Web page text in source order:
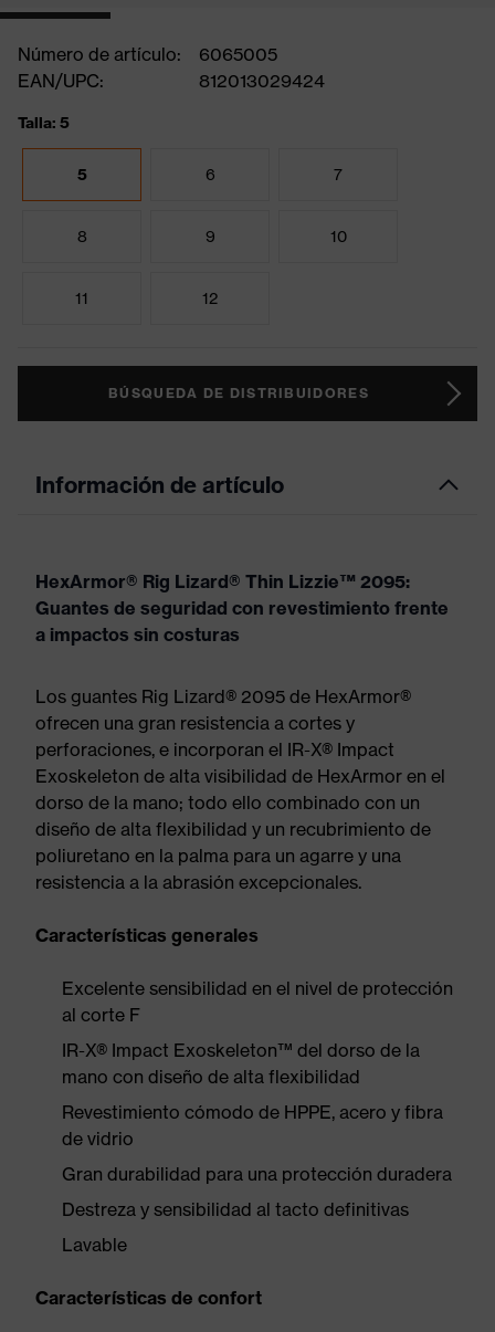
Número de artículo:
6065005
EAN/UPC:
812013029424
Talla: 5
5 6 7
8 9 10
11 12
BÚSQUEDA DE DISTRIBUIDORES
Información de artículo
HexArmor® Rig Lizard® Thin Lizzie™ 2095:
Guantes de seguridad con revestimiento frente
a impactos sin costuras
Los guantes Rig Lizard® 2095 de HexArmor®
ofrecen una gran resistencia a cortes y
perforaciones, e incorporan el IR-X® Impact
Exoskeleton de alta visibilidad de HexArmor en el
dorso de la mano; todo ello combinado con un
diseño de alta flexibilidad y un recubrimiento de
poliuretano en la palma para un agarre y una
resistencia a la abrasión excepcionales.
Características generales
Excelente sensibilidad en el nivel de protección
al corte F
IR-X® Impact Exoskeleton™ del dorso de la
mano con diseño de alta flexibilidad
Revestimiento cómodo de HPPE, acero y fibra
de vidrio
Gran durabilidad para una protección duradera
Destreza y sensibilidad al tacto definitivas
Lavable
Características de confort